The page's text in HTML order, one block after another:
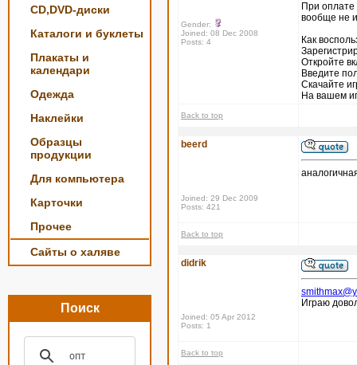
CD,DVD-диски
Каталоги и буклеты
Плакаты и
календари
Одежда
Наклейки
Образцы
продукции
Для компьютера
Карточки
Прочее
Сайты о халяве
Поиск
Gender:
Joined: 08 Dec 2008
Posts: 4
При оплате
вообще не
Как
Откройте
Введите
Скачайте
На вашем
Back to top
beerd
Joined: 29 Dec 2009
Posts: 421
Back to top
didrik
Joined: 05 Apr 2012
Posts: 1
Играю
Back to top